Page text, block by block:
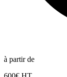
à partir de